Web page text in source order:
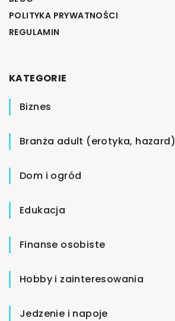
POLITYKA PRYWATNOŚCI
REGULAMIN
KATEGORIE
Biznes
Branża adult (erotyka, hazard)
Dom i ogród
Edukacja
Finanse osobiste
Hobby i zainteresowania
Jedzenie i napoje